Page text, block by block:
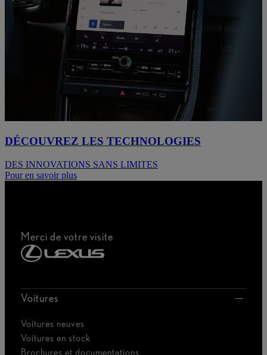
DÉCOUVREZ LES TECHNOLOGIES
DES INNOVATIONS SANS LIMITES
Pour en savoir plus
Merci de votre visite
Voitures
Voitures neuves
Voitures en stock
Brochures et documentations